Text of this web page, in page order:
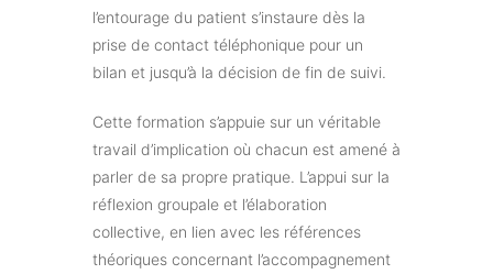
l’entourage du patient s’instaure dès la
prise de contact téléphonique pour un
bilan et jusqu’à la décision de fin de suivi.
Cette formation s’appuie sur un véritable
travail d’implication où chacun est amené à
parler de sa propre pratique. L’appui sur la
réflexion groupale et l’élaboration
collective, en lien avec les références
théoriques concernant l’accompagnement